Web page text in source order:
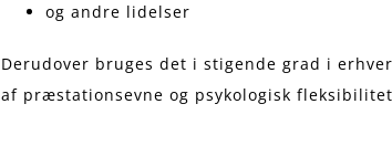
og andre lidelser
Derudover bruges det i stigende grad i
af præstationsevne og psykologisk